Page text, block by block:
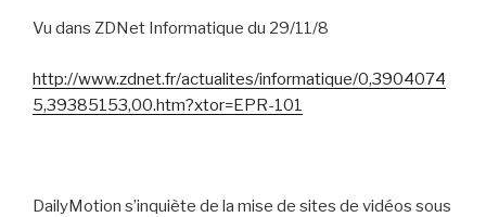
Vu dans ZDNet Informatique du 29/11/8
http://www.zdnet.fr/actualites/informatique/0,3904074
5,39385153,00.htm?xtor=EPR-101
DailyMotion s’inquiète de la mise de sites de vidéos sous